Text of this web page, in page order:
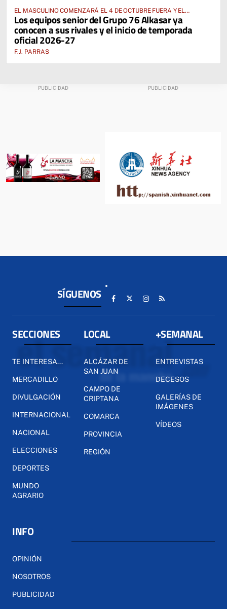
EL MASCULINO COMENZARÁ EL 4 DE OCTUBRE FUERA Y EL
FEMENINO, EL 17 DE OCTUBRE EN CASA
Los equipos senior del Grupo 76 Alkasar ya
conocen a sus rivales y el inicio de temporada
oficial 2026-27
F.J. PARRAS
SÍGUENOS
SECCIONES
TE INTERESA...
MERCADILLO
DIVULGACIÓN
INTERNACIONAL
NACIONAL
ELECCIONES
DEPORTES
MUNDO
AGRARIO
LOCAL
ALCÁZAR DE
SAN JUAN
CAMPO DE
CRIPTANA
COMARCA
PROVINCIA
REGIÓN
+SEMANAL
ENTREVISTAS
DECESOS
GALERÍAS DE
IMÁGENES
VÍDEOS
INFO
OPINIÓN
NOSOTROS
PUBLICIDAD